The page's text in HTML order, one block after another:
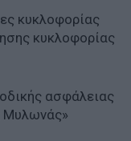
κυκλοφορίας
κυκλοφορίας
ασφάλειας
Μυλωνάς»